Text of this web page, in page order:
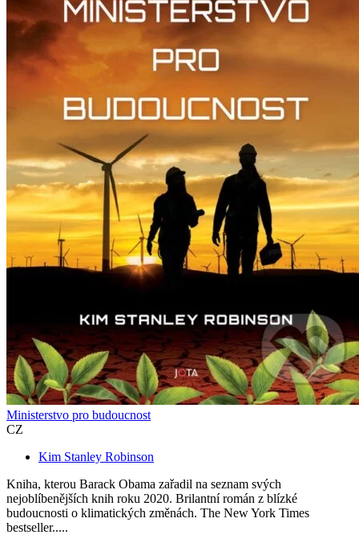
Ministerstvo pro budoucnost
CZ
Kim Stanley Robinson
Kniha, kterou Barack Obama zařadil na seznam svých
nejoblíbenějších knih roku 2020. Brilantní román z blízké
budoucnosti o klimatických změnách. The New York Times
bestseller.....